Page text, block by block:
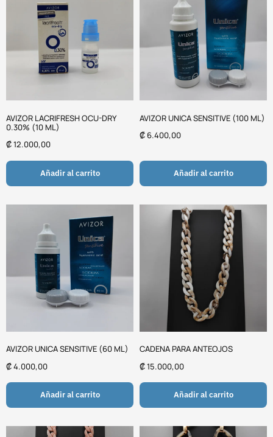
AVIZOR LACRIFRESH OCU-DRY
0.30% (10 ML)
₡12.000,00
Añadir al carrito
AVIZOR UNICA SENSITIVE (100 ML)
₡ 6.400,00
Añadir al carrito
AVIZOR UNICA SENSITIVE (60 ML)
₡4.000,00
Añadir al carrito
CADENA PARA ANTEOJOS
₡15.000,00
Añadir al carrito